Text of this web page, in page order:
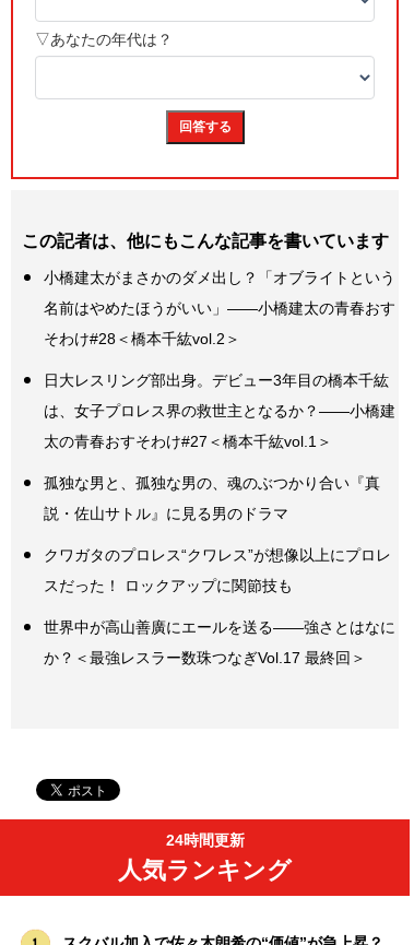
この記者は、他にもこんな記事を書いています
小橋建太がまさかのダメ出し？「オブライトという
名前はやめたほうがいい」――小橋建太の青春おす
そわけ#28＜橋本千紘vol.2＞
日大レスリング部出身。デビュー3年目の橋本千紘
は、女子プロレス界の救世主となるか？――小橋建
太の青春おすそわけ#27＜橋本千紘vol.1＞
孤独な男と、孤独な男の、魂のぶつかり合い『真
説・佐山サトル』に見る男のドラマ
クワガタのプロレス“クワレス”が想像以上にプロレ
スだった！ ロックアップに関節技も
世界中が高山善廣にエールを送る――強さとはなに
か？＜最強レスラー数珠つなぎVol.17 最終回＞
24時間更新
人気ランキング